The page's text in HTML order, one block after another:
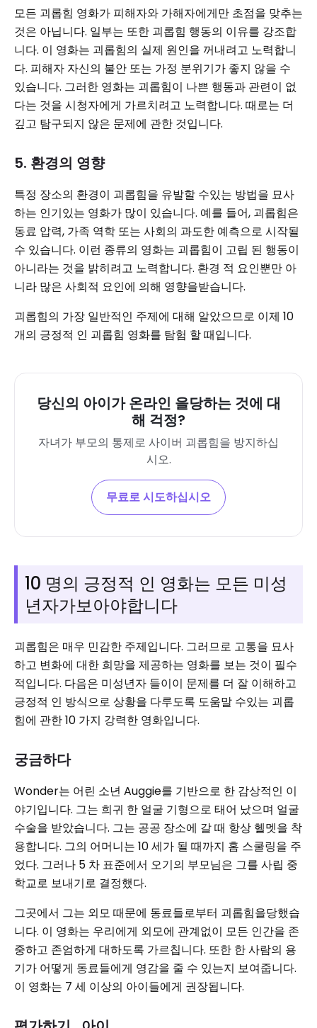
모든 괴롭힘 영화가 피해자와 가해자에게만 초점을 맞추는
것은 아닙니다. 일부는 또한 괴롭힘 행동의 이유를 강조합
니다. 이 영화는 괴롭힘의 실제 원인을 꺼내려고 노력합니
다. 피해자 자신의 불안 또는 가정 분위기가 좋지 않을 수
있습니다. 그러한 영화는 괴롭힘이 나쁜 행동과 관련이 없
다는 것을 시청자에게 가르치려고 노력합니다. 때로는 더
깊고 탐구되지 않은 문제에 관한 것입니다.
5. 환경의 영향
특정 장소의 환경이 괴롭힘을 유발할 수있는 방법을 묘사
하는 인기있는 영화가 많이 있습니다. 예를 들어, 괴롭힘은
동료 압력, 가족 역학 또는 사회의 과도한 예측으로 시작될
수 있습니다. 이런 종류의 영화는 괴롭힘이 고립 된 행동이
아니라는 것을 밝히려고 노력합니다. 환경 적 요인뿐만 아
니라 많은 사회적 요인에 의해 영향을받습니다.
괴롭힘의 가장 일반적인 주제에 대해 알았으므로 이제 10
개의 긍정적 인 괴롭힘 영화를 탐험 할 때입니다.
당신의 아이가 온라인 을당하는 것에 대
해 걱정?
자녀가 부모의 통제로 사이버 괴롭힘을 방지하십
시오.
무료로 시도하십시오
10 명의 긍정적 인 영화는 모든 미성
년자가보아야합니다
괴롭힘은 매우 민감한 주제입니다. 그러므로 고통을 묘사
하고 변화에 대한 희망을 제공하는 영화를 보는 것이 필수
적입니다. 다음은 미성년자 들이이 문제를 더 잘 이해하고
긍정적 인 방식으로 상황을 다루도록 도움말 수있는 괴롭
힘에 관한 10 가지 강력한 영화입니다.
궁금하다
Wonder는 어린 소년 Auggie를 기반으로 한 감상적인 이
야기입니다. 그는 희귀 한 얼굴 기형으로 태어 났으며 얼굴
수술을 받았습니다. 그는 공공 장소에 갈 때 항상 헬멧을 착
용합니다. 그의 어머니는 10 세가 될 때까지 홈 스쿨링을 주
었다. 그러나 5 차 표준에서 오기의 부모님은 그를 사립 중
학교로 보내기로 결정했다.
그곳에서 그는 외모 때문에 동료들로부터 괴롭힘을당했습
니다. 이 영화는 우리에게 외모에 관계없이 모든 인간을 존
중하고 존엄하게 대하도록 가르칩니다. 또한 한 사람의 용
기가 어떻게 동료들에게 영감을 줄 수 있는지 보여줍니다.
이 영화는 7 세 이상의 아이들에게 권장됩니다.